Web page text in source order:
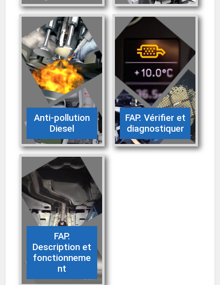
Anti-pollution
Diesel
FAP. Vérifier et
diagnostiquer
FAP.
Description et
fonctionneme
nt